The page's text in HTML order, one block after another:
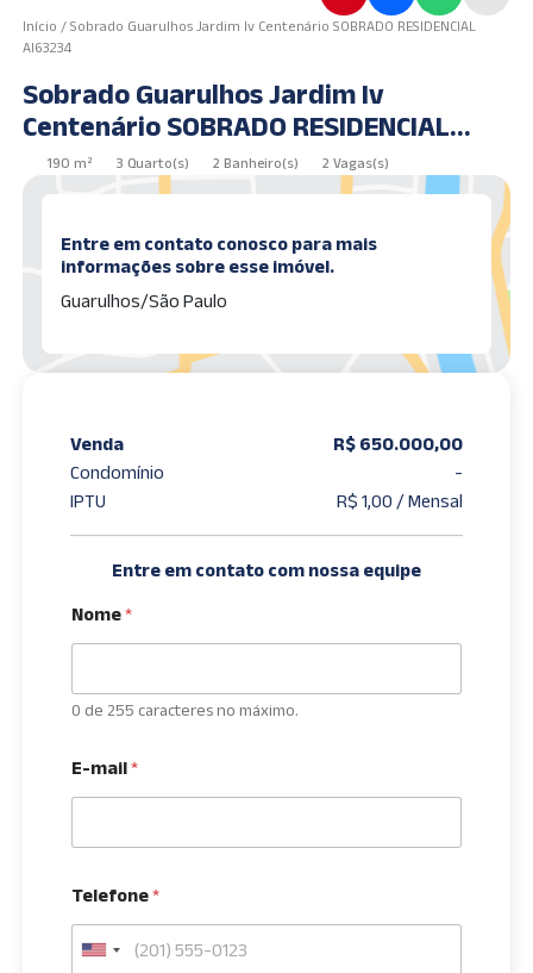
Início /Sobrado Guarulhos Jardim Iv Centenário SOBRADO RESIDENCIAL
AI63234
Sobrado Guarulhos Jardim Iv
Centenário SOBRADO RESIDENCIAL
AI63234
190 m² 3 Quarto(s) 2 Banheiro(s) 2 Vagas(s)
Entre em contato conosco para mais
informações sobre esse imóvel.
Guarulhos/São Paulo
Venda
R$ 650.000,00
Condomínio
-
IPTU
R$ 1,00 / Mensal
Entre em contato com nossa equipe
Nome*
0 de 255 caracteres no máximo.
E-mail*
Telefone*
U